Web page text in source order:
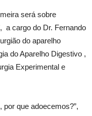
será sobre
a cargo do Dr. Fernando
do aparelho
do Aparelho Digestivo ,
Experimental e
por que adoecemos?”,